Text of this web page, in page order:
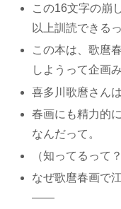
この16文字の崩
以上訓読できるっ
この本は、歌麿
しようって企画
喜多川歌麿さん
春画にも精力的
なんだって。
（知ってるって？
なぜ歌麿春画で
――